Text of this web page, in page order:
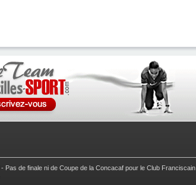
- Pas de finale ni de Coupe de la Concacaf pour le Club Franciscain